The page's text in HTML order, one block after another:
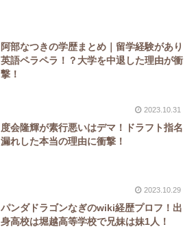
阿部なつきの学歴まとめ｜留学経験があり
英語ペラペラ！？大学を中退した理由が衝
撃！
2023.10.31
度会隆輝が素行悪いはデマ！ドラフト指名
漏れした本当の理由に衝撃！
2023.10.29
パンダドラゴンなぎのwiki経歴プロフ！出
身高校は堀越高等学校で兄妹は妹1人！